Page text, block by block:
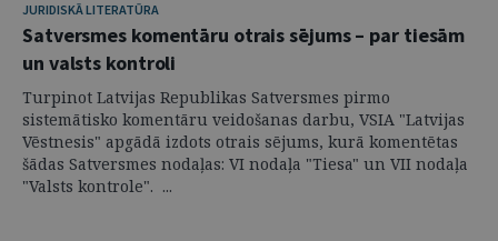
JURIDISKĀ LITERATŪRA
Satversmes komentāru otrais sējums – par tiesām
un valsts kontroli
Turpinot Latvijas Republikas Satversmes pirmo
sistemātisko komentāru veidošanas darbu, VSIA "Latvijas
Vēstnesis" apgādā izdots otrais sējums, kurā komentētas
šādas Satversmes nodaļas: VI nodaļa "Tiesa" un VII nodaļa
"Valsts kontrole". ...